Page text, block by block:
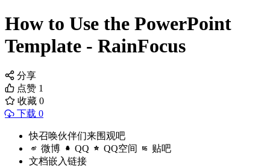
How to Use the PowerPoint
Template - RainFocus
分享
点赞 1
收藏 0
下载 0
快召唤伙伴们来围观吧
微博 QQ QQ空间 贴吧
文档嵌入链接